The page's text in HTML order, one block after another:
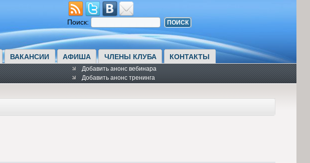
Поиск:
ВАКАНСИИ АФИША ЧЛЕНЫ КЛУБА КОНТАКТЫ
Добавить анонс вебинара
Добавить анонс тренинга